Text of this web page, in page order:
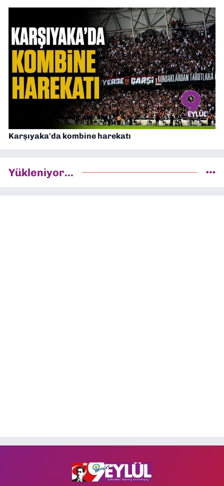
Karşıyaka'da kombine harekatı
Yükleniyor...